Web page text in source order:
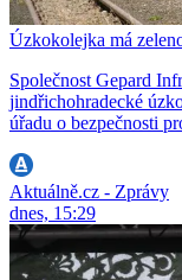
Úzkokolejka má
Společnost Gepard
jindřichohradecké
úřadu o bezpečnosti
Aktuálně.cz - Zprávy
dnes, 15:29